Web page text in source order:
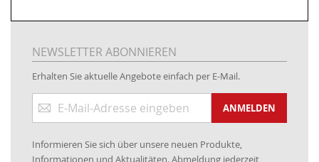
05.07.2019: Neuester Zugang zu unserer
Rohrbearbeitung
01.06.2019: Individuell
bedruckte Kabeltrommeln
www.kabeltrommeln-versand.de/Kabelbedruckung
04.11.2018: Überarbeitung der Corporate Identity (CI)
16.01.2017:JETZT NEU- Visa & MasterCard (inkl.
NEWSLETTER ABONNIEREN
Erhalten Sie aktuelle Angebote einfach per E-Mail.
zum
ANMELDEN
Informieren Sie sich über unsere neuen Produkte,
Informationen und Aktualitäten. Abmeldung jederzeit